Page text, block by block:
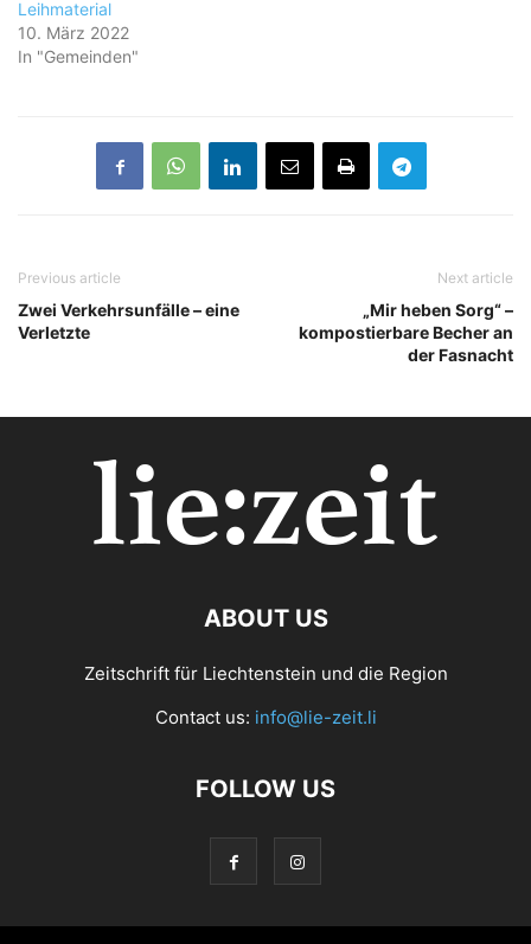
Leihmaterial
10. März 2022
In "Gemeinden"
Previous article
Zwei Verkehrsunfälle – eine
Verletzte
Next article
„Mir heben Sorg“ –
kompostierbare Becher an
der Fasnacht
ABOUT US
Zeitschrift für Liechtenstein und die Region
Contact us: info@lie-zeit.li
FOLLOW US